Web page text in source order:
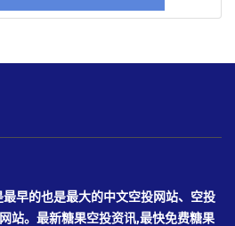
早的也是最大的中文空投网站、空投
站。最新糖果空投资讯,最快免费糖果